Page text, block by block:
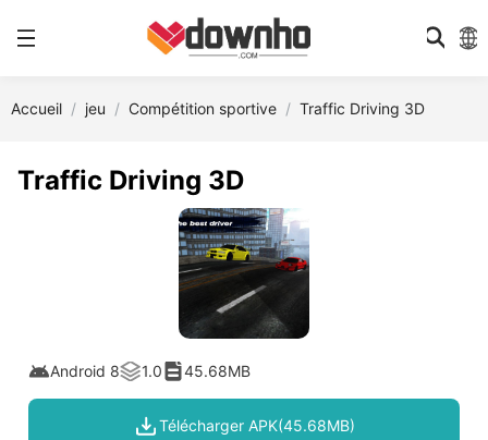
Accueil jeu Compétition sportive Traffic Driving 3D
Traffic Driving 3D
Android 8 1.0 45.68MB
Télécharger APK(45.68MB)